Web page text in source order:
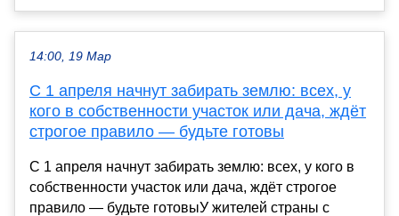
14:00, 19 Мар
С 1 апреля начнут забирать землю: всех, у
кого в собственности участок или дача, ждёт
строгое правило — будьте готовы
С 1 апреля начнут забирать землю: всех, у кого в
собственности участок или дача, ждёт строгое
правило — будьте готовыУ жителей страны с